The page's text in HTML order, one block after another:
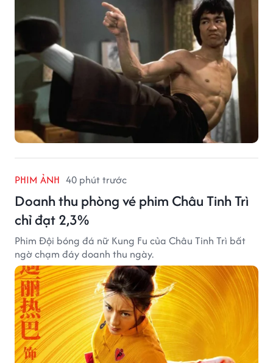
PHIM ẢNH 40 phút trước
Doanh thu phòng vé phim Châu Tinh Trì
chỉ đạt 2,3%
Phim Đội bóng đá nữ Kung Fu của Châu Tinh Trì bất
ngờ chạm đáy doanh thu ngày.